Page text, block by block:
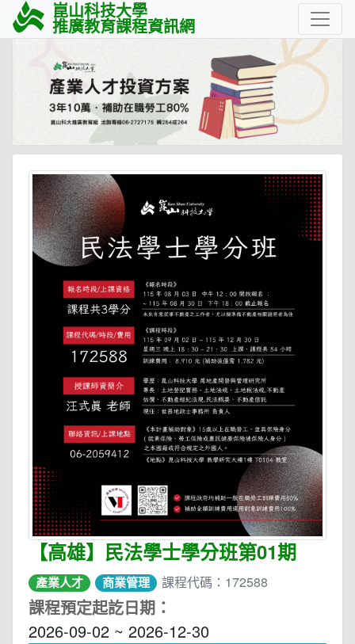
崑山科技大學
推廣教育課程資訊網
【高雄】民法學士學分班第01期
產業人才 商業管理 課程代碼：172588
課程預定起訖日期：
2026-09-02 ~ 2026-12-30